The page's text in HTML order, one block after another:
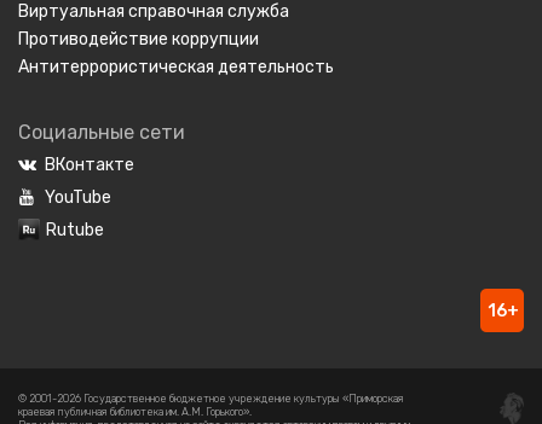
Виртуальная справочная служба
Противодействие коррупции
Антитеррористическая деятельность
Социальные сети
ВКонтакте
YouTube
Rutube
16+
© 2001-2026 Государственное бюджетное учреждение культуры «Приморская
краевая публичная библиотека им. А.М. Горького».